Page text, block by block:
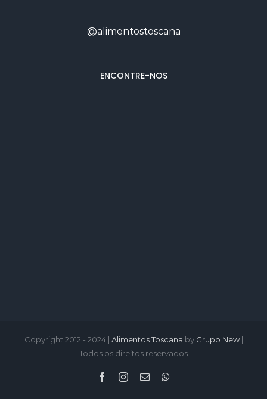
@alimentostoscana
ENCONTRE-NOS
Copyright 2012 - 2024 | Alimentos Toscana by Grupo New|
Todos os direitos reservados
FacebookInstagram
Email